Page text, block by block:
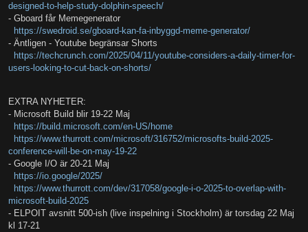
designed-to-help-study-dolphin-speech/
- Gboard får Memegenerator
https://swedroid.se/gboard-kan-fa-inbyggd-meme-generator/
- Äntligen - Youtube begränsar Shorts
https://techcrunch.com/2025/04/11/youtube-considers-a-daily-timer-for-
users-looking-to-cut-back-on-shorts/
EXTRA NYHETER:
- Microsoft Build blir 19-22 Maj
https://build.microsoft.com/en-US/home
https://www.thurrott.com/microsoft/316752/microsofts-build-2025-
conference-will-be-on-may-19-22
- Google I/O är 20-21 Maj
https://io.google/2025/
https://www.thurrott.com/dev/317058/google-i-o-2025-to-overlap-with-
microsoft-build-2025
- ELPOIT avsnitt 500-ish (live inspelning i Stockholm) är torsdag 22 Maj
kl 17-21